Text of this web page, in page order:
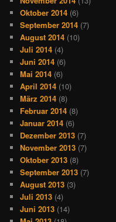
Oktober 2014 (6)
September 2014 (7)
August 2014 (10)
Juli 2014 (4)
Juni 2014 (6)
Mai 2014 (6)
April 2014 (10)
März 2014 (8)
Februar 2014 (8)
Januar 2014 (6)
Dezember 2013 (7)
November 2013 (7)
Oktober 2013 (8)
September 2013 (7)
August 2013 (3)
Juli 2013 (4)
Juni 2013 (14)